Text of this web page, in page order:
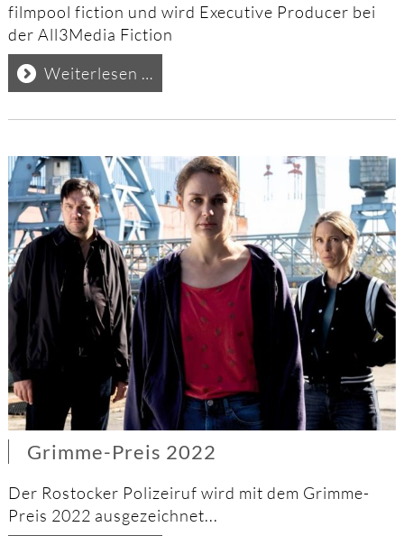
filmpool fiction und wird Executive Producer bei
der All3Media Fiction
Weiterlesen …
Grimme-Preis 2022
Der Rostocker Polizeiruf wird mit dem Grimme-
Preis 2022 ausgezeichnet...